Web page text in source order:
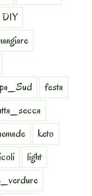
DIY
festa
keto
light